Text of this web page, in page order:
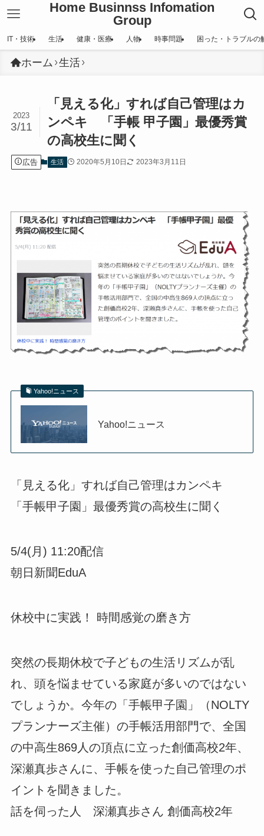
Home Businnss Infomation
Group
IT・技術 生活 健康・医療 人物 時事問題 困った・トラブルの
ホーム 生活
「見える化」すれば自己管理はカ
ンペキ 「手帳 甲子園」最優秀賞
の高校生に聞く
2023
3/11
広告 生活 2020年5月10日 2023年3月11日
Yahoo!ニュース
Yahoo!ニュース
「見える化」すれば自己管理はカンペキ
「手帳甲子園」最優秀賞の高校生に聞く
5/4(月) 11:20配信
朝日新聞EduA
休校中に実践！ 時間感覚の磨き方
突然の長期休校で子どもの生活リズムが乱
れ、頭を悩ませている家庭が多いのではない
でしょうか。今年の「手帳甲子園」（NOLTY
プランナーズ主催）の手帳活用部門で、全国
の中高生869人の頂点に立った創価高校2年、
深瀬真歩さんに、手帳を使った自己管理のポ
イントを聞きました。
話を伺った人 深瀬真歩さん 創価高校2年